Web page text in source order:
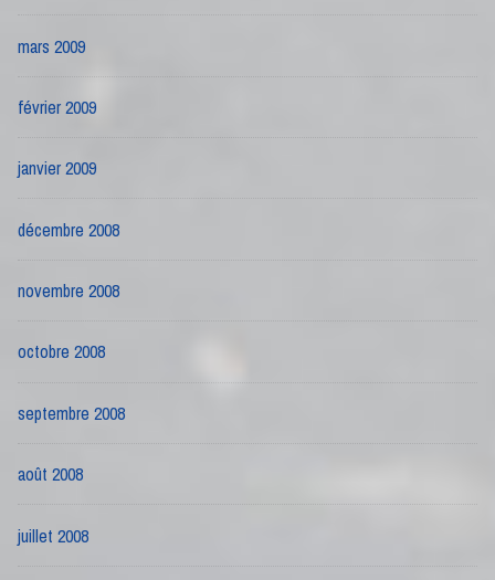
mars 2009
février 2009
janvier 2009
décembre 2008
novembre 2008
octobre 2008
septembre 2008
août 2008
juillet 2008